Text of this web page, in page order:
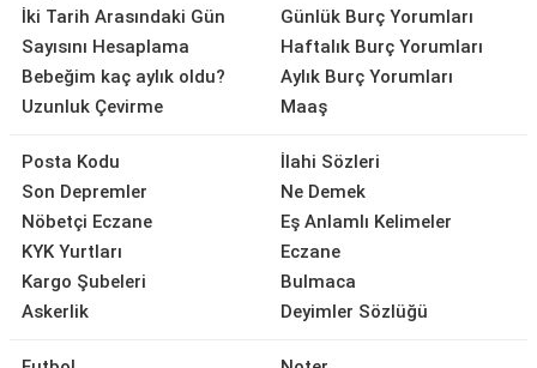
İki Tarih Arasındaki Gün
Sayısını Hesaplama
Bebeğim kaç aylık oldu?
Uzunluk Çevirme
Günlük Burç Yorumları
Haftalık Burç Yorumları
Aylık Burç Yorumları
Maaş
Posta Kodu
Son Depremler
Nöbetçi Eczane
KYK Yurtları
Kargo Şubeleri
Askerlik
İlahi Sözleri
Ne Demek
Eş Anlamlı Kelimeler
Eczane
Bulmaca
Deyimler Sözlüğü